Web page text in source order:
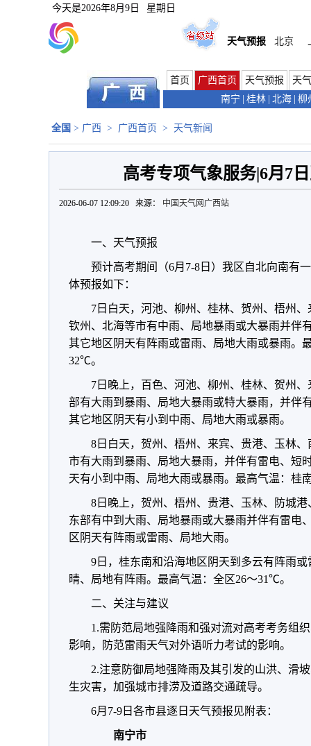
今天是2026年8月9日 星期日
天气预报 北京
首页 广西首页 天气预报
天
南宁
桂林 北海 柳
全国 > 广西 > 广西首页 > 天气新闻
高考专项气象服务|6月7
2026-06-07 12:09:20 来源： 中国天气网广西站
一、天气预报
预计高考期间（6月7-8日）我区自北向南有
体预报如下：
7日白天，河池、柳州、桂林、贺州、梧州
钦州、北海等市有中雨、局地暴雨或大暴雨并伴
其它地区阴天有阵雨或雷雨、局地大雨或暴雨。
32℃。
7日晚上，百色、河池、柳州、桂林、贺州
部有大雨到暴雨、局地大暴雨或特大暴雨，并伴
其它地区阴天有小到中雨、局地大雨或暴雨。
8日白天，贺州、梧州、来宾、贵港、玉林
市有大雨到暴雨、局地大暴雨，并伴有雷电、短
天有小到中雨、局地大雨或暴雨。最高气温：桂
8日晚上，贺州、梧州、贵港、玉林、防城
东部有中到大雨、局地暴雨或大暴雨并伴有雷电
区阴天有阵雨或雷雨、局地大雨。
9日，桂东南和沿海地区阴天到多云有阵雨
晴、局地有阵雨。最高气温：全区26～31℃。
二、关注与建议
1.需防范局地强降雨和强对流对高考考务组
影响，防范雷雨天气对外语听力考试的影响。
2.注意防御局地强降雨及其引发的山洪、滑
生灾害，加强城市排涝及道路交通疏导。
6月7-9日各市县逐日天气预报见附表：
南宁市